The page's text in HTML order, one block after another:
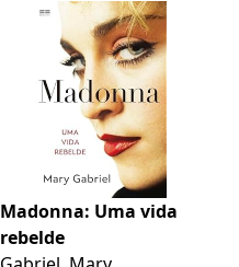
Madonna: Uma vida
rebelde